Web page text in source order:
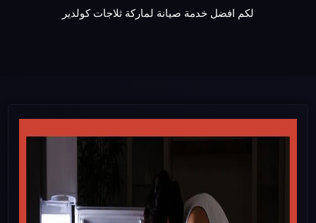
لكم افضل خدمة صيانة لماركة ثلاجات كولدير